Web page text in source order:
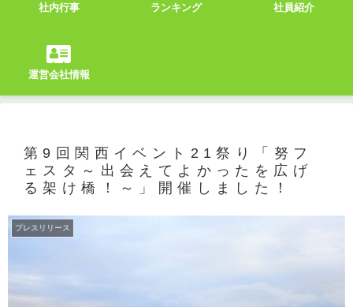
社内行事 ランキング 社員紹介
運営会社情報
第9回関西イベント21祭り「努フ
ェスタ～出会えてよかったを広げ
る架け橋！～」開催しました！
プレスリリース